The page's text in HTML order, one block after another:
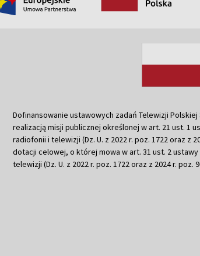
Dofinansowanie ustawowych zadań Telewizji
realizacją misji publicznej określonej w art. 21 ust. 1
radiofonii i telewizji (Dz. U. z 2022 r. poz. 1722 oraz z
dotacji celowej, o której mowa w art. 31 ust. 2 ustawy
telewizji (Dz. U. z 2022 r. poz. 1722 oraz z 2024 r. poz.